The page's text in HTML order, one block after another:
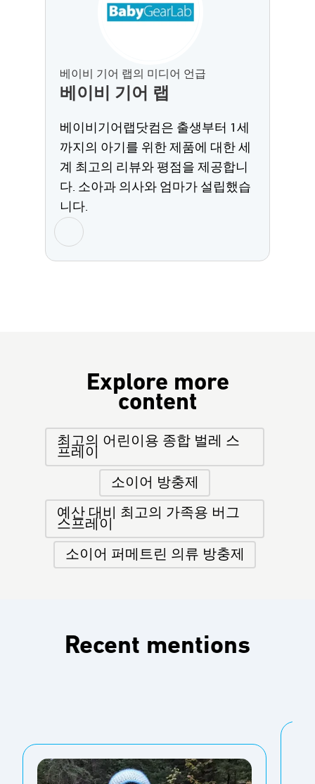
베이비 기어 랩의 미디어 언급
베이비 기어 랩
베이비기어랩닷컴은 출생부터 1세
까지의 아기를 위한 제품에 대한 세
계 최고의 리뷰와 평점을 제공합니
다. 소아과 의사와 엄마가 설립했습
니다.
Explore more
content
최고의 어린이용 종합 벌레 스
프레이
소이어 방충제
예산 대비 최고의 가족용 버그
스프레이
소이어 퍼메트린 의류 방충제
Recent mentions